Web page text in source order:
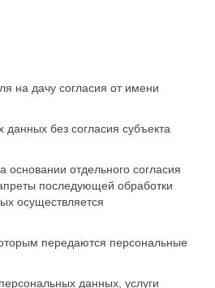
на дачу согласия от имени
без согласия субъекта
отдельного согласия
последующей обработки
осуществляется
передаются персональные
данных, услуги